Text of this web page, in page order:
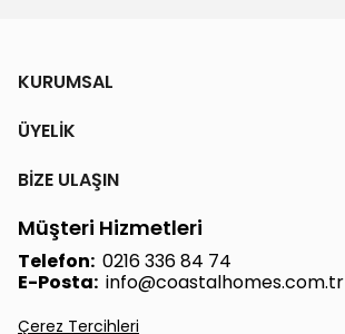
KURUMSAL
ÜYELİK
BİZE ULAŞIN
Müşteri Hizmetleri
Telefon: 0216 336 84 74
E-Posta: info@coastalhomes.com.tr
Çerez Tercihleri